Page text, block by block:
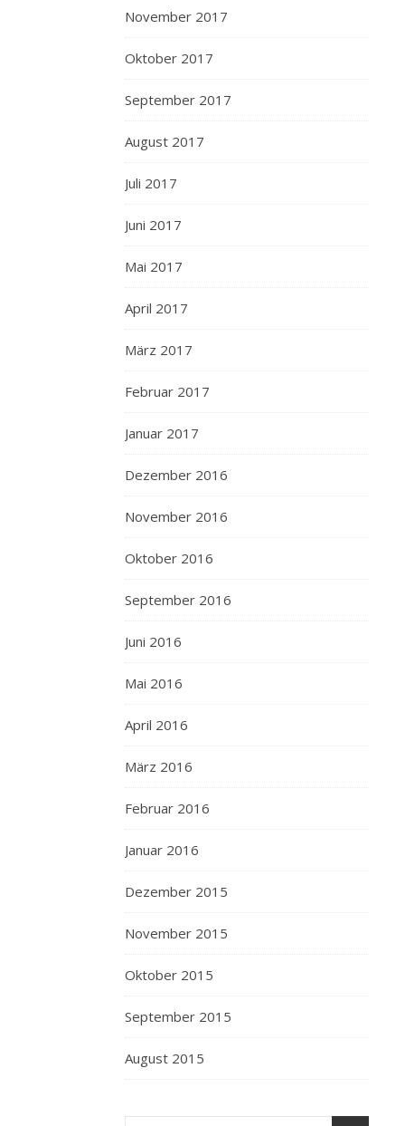
November 2017
Oktober 2017
September 2017
August 2017
Juli 2017
Juni 2017
Mai 2017
April 2017
März 2017
Februar 2017
Januar 2017
Dezember 2016
November 2016
Oktober 2016
September 2016
Juni 2016
Mai 2016
April 2016
März 2016
Februar 2016
Januar 2016
Dezember 2015
November 2015
Oktober 2015
September 2015
August 2015